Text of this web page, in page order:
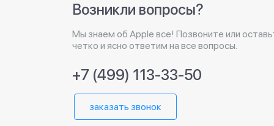
Возникли вопросы?
Мы знаем об Apple все! Позвоните или
четко и ясно ответим на все вопросы.
+7 (499) 113-33-50
заказать звонок